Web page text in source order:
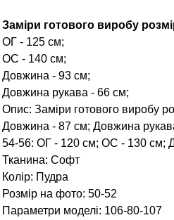
Заміри готового виробу
ОГ - 125 см;
ОС - 140 см;
Довжина - 93 см;
Довжина рукава - 66 см;
Опис: Заміри готового виробу
Довжина - 87 см; Довжина
54-56: ОГ - 120 см; ОС - 130 см;
Тканина: Софт
Колір: Пудра
Розмір на фото: 50-52
Параметри моделі: 106-80-107